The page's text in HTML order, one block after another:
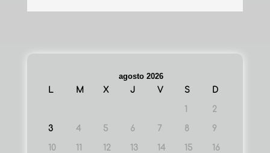
agosto 2026
L
M X J V S D
1 2
3 4 5 6 7 8 9
10 11 12 13 14 15 16